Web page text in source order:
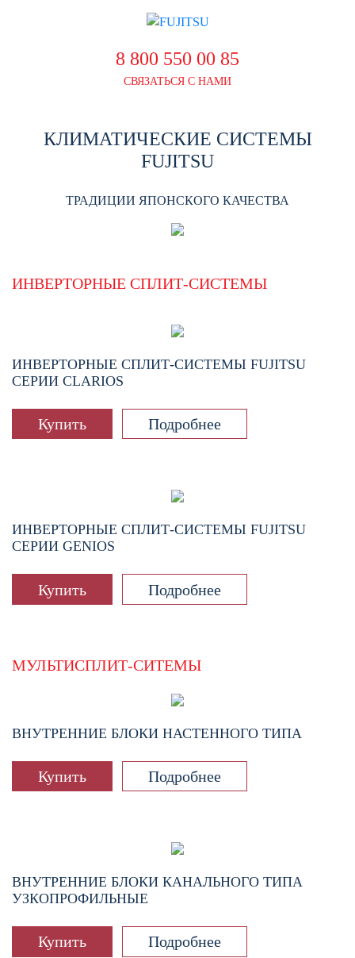
8 800 550 00 85
СВЯЗАТЬСЯ С НАМИ
КЛИМАТИЧЕСКИЕ СИСТЕМЫ
FUJITSU
ТРАДИЦИИ ЯПОНСКОГО КАЧЕСТВА
ИНВЕРТОРНЫЕ СПЛИТ-СИСТЕМЫ
ИНВЕРТОРНЫЕ СПЛИТ-СИСТЕМЫ FUJITSU
СЕРИИ CLARIOS
Купить Подробнее
ИНВЕРТОРНЫЕ СПЛИТ-СИСТЕМЫ FUJITSU
СЕРИИ GENIOS
Купить Подробнее
МУЛЬТИСПЛИТ-СИТЕМЫ
ВНУТРЕННИЕ БЛОКИ НАСТЕННОГО ТИПА
Купить Подробнее
ВНУТРЕННИЕ БЛОКИ КАНАЛЬНОГО ТИПА
УЗКОПРОФИЛЬНЫЕ
Купить Подробнее